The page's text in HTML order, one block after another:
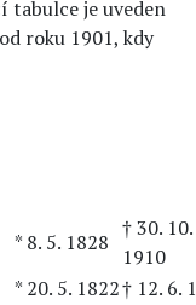
tabulce je uveden
roku 1901, kdy
* 8. 5. 1828
† 30. 10.
1910
* 20. 5. 1822† 12. 6.